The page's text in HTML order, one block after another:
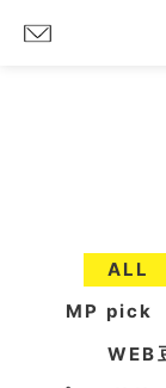
ALL
MP pick
WEB